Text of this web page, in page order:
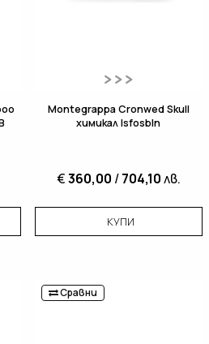
Montegrappa Cronwed Skull
химикал Isfosbln
€360,00 /704,10лв.
КУПИ
Сравни